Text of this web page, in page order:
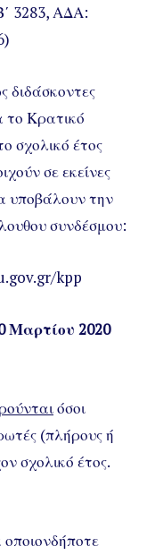
3283, ΑΔΑ:
διδάσκοντες
το Κρατικό
σχολικό έτος
σε εκείνες
υποβάλουν την
συνδέσμου:
kpp
Μαρτίου 2020
όσοι
(πλήρους ή
σχολικό έτος.